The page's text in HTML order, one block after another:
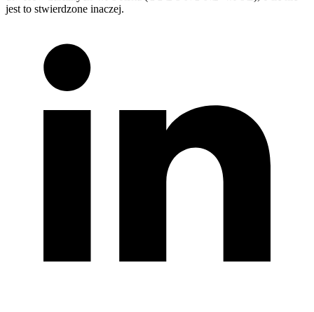
jest to stwierdzone inaczej.